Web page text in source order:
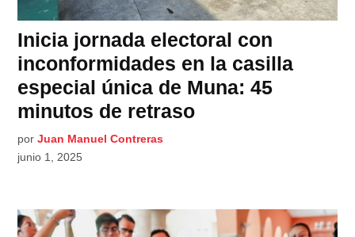
Inicia jornada electoral con
inconformidades en la casilla
especial única de Muna: 45
minutos de retraso
por Juan Manuel Contreras
junio 1, 2025